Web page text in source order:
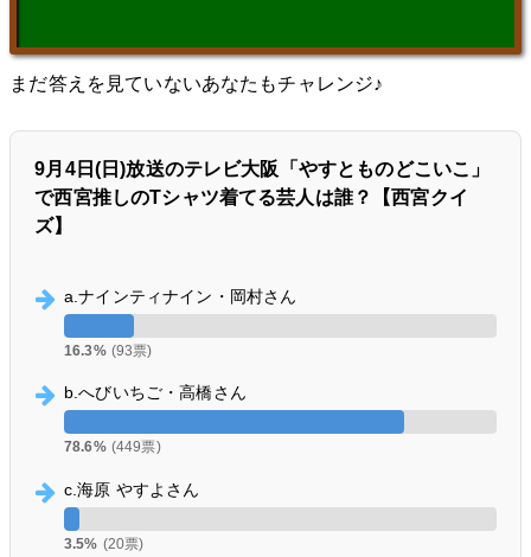
まだ答えを見ていないあなたもチャレンジ♪
9月4日(日)放送のテレビ大阪「やすとものどこいこ」
で西宮推しのTシャツ着てる芸人は誰？【西宮クイ
ズ】
a.ナインティナイン・岡村さん
16.3% (93票)
b.へびいちご・高橋さん
78.6% (449票)
c.海原 やすよさん
3.5% (20票)